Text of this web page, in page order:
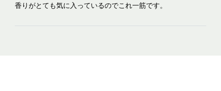
香りがとても気に入っているのでこれ一筋です。